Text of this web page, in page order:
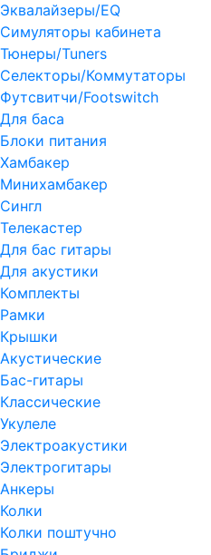
Эквалайзеры/EQ
Симуляторы кабинета
Тюнеры/Tuners
Селекторы/Коммутаторы
Футсвитчи/Footswitch
Для баса
Блоки питания
Хамбакер
Минихамбакер
Сингл
Телекастер
Для бас гитары
Для акустики
Комплекты
Рамки
Крышки
Акустические
Бас-гитары
Классические
Укулеле
Электроакустики
Электрогитары
Анкеры
Колки
Колки поштучно